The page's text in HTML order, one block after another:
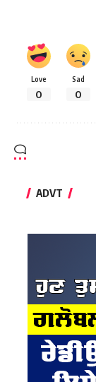
Love
0
Sad
0
ADVT